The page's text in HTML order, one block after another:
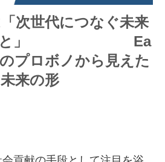
次世代につなぐ未来
ること」 Ea
プロボノから見えた
未来の形